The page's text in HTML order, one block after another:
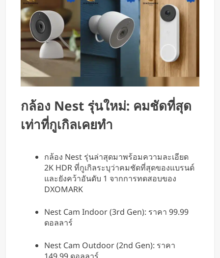
กล้อง Nest รุ่นใหม่: คมชัดที่สุด
เท่าที่กูเกิลเคยทำ
กล้อง Nest รุ่นล่าสุดมาพร้อมความละเอียด
2K HDR ที่กูเกิลระบุว่าคมชัดที่สุดของแบรนด์
และยังคว้าอันดับ 1 จากการทดสอบของ
DXOMARK
Nest Cam Indoor (3rd Gen): ราคา 99.99
ดอลลาร์
Nest Cam Outdoor (2nd Gen): ราคา